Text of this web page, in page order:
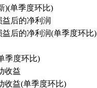
)(单季度环比)
后的净利润
后的净利润(单季度环比)
季度环比)
收益
收益(单季度环比)